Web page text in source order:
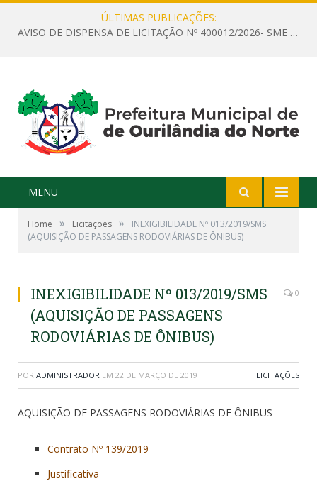
ÚLTIMAS PUBLICAÇÕES:
AVISO DE DISPENSA DE LICITAÇÃO Nº 400012/2026- SME – CONTRATAÇÃO DE EMPRESA ESPECIALIZADA PARA LOCAÇÃO DE ÔNIBUS EXECUTIVO COM CAPACIDADE DE 60 (SESSENTA) POLTRONAS, PARA TRANSPORTAR PROFESSORES RESPONSÁVEIS E ALUNOS PARA BRASÍLIA, COM SAÍDA DIA 10/08/2026 E RETORNO DIA 14/08/2026
MENU
Home » Licitações »
INEXIGIBILIDADE Nº 013/2019/SMS
(AQUISIÇÃO DE PASSAGENS RODOVIÁRIAS DE ÔNIBUS)
INEXIGIBILIDADE Nº 013/2019/SMS
(AQUISIÇÃO DE PASSAGENS
RODOVIÁRIAS DE ÔNIBUS)
0
POR ADMINISTRADOR EM 22 DE MARÇO DE 2019 LICITAÇÕES
AQUISIÇÃO DE PASSAGENS RODOVIÁRIAS DE ÔNIBUS
Contrato Nº 139/2019
Justificativa